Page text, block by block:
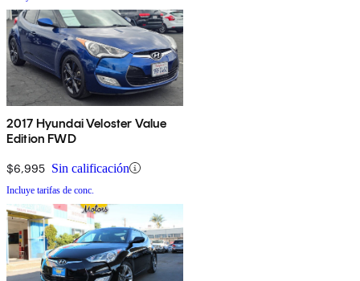
2017 Hyundai Veloster Value
Edition FWD
$6,995 Sin calificación
Incluye tarifas de conc.